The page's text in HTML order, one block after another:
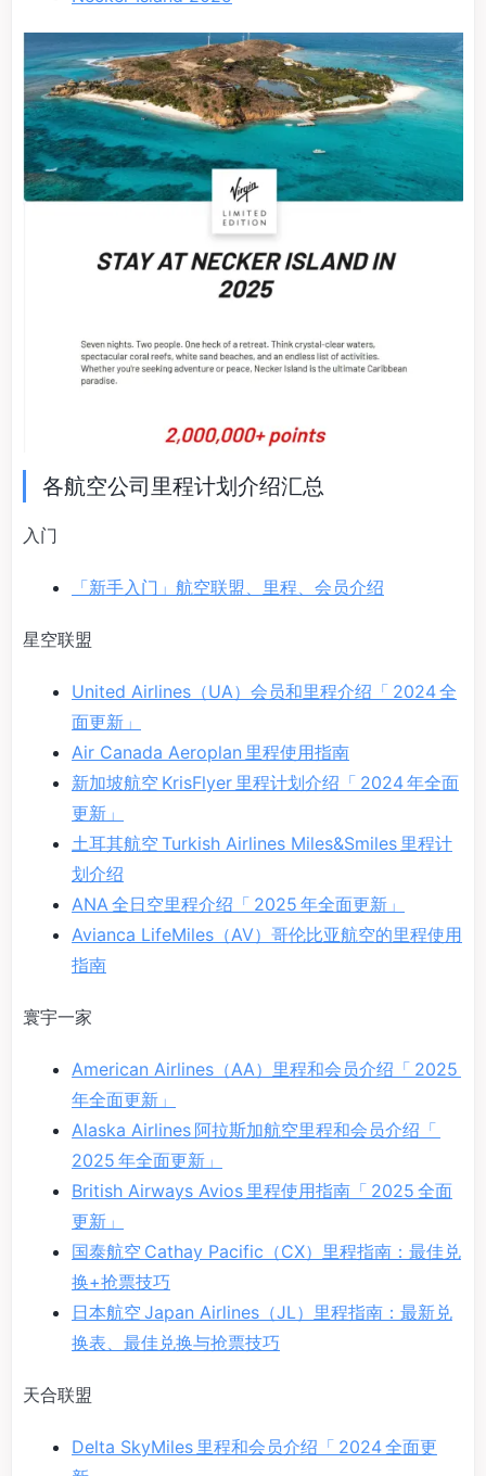
各航空公司里程计划介绍汇总
入门
「新手入门」航空联盟、里程、会员介绍
星空联盟
United Airlines（UA）会员和里程介绍「 2024 全
面更新」
Air Canada Aeroplan 里程使用指南
新加坡航空 KrisFlyer 里程计划介绍「 2024 年全面
更新」
土耳其航空 Turkish Airlines Miles&Smiles 里程计
划介绍
ANA 全日空里程介绍「 2025 年全面更新」
Avianca LifeMiles（AV）哥伦比亚航空的里程使用
指南
寰宇一家
American Airlines（AA）里程和会员介绍「 2025
年全面更新」
Alaska Airlines 阿拉斯加航空里程和会员介绍「
2025 年全面更新」
British Airways Avios 里程使用指南「 2025 全面
更新」
国泰航空 Cathay Pacific（CX）里程指南：最佳兑
换+抢票技巧
日本航空 Japan Airlines（JL）里程指南：最新兑
换表、最佳兑换与抢票技巧
天合联盟
Delta SkyMiles 里程和会员介绍「 2024 全面更